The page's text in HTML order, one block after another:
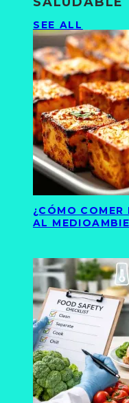
SEE ALL
¿CÓMO
AL